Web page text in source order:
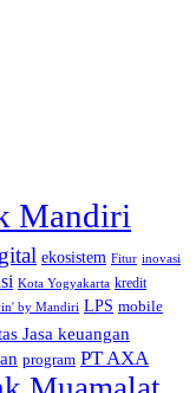
Mandiri
ekosistem Fitur inovasi
Kota Yogyakarta kredit
by Mandiri LPS mobile
Jasa keuangan
program PT AXA